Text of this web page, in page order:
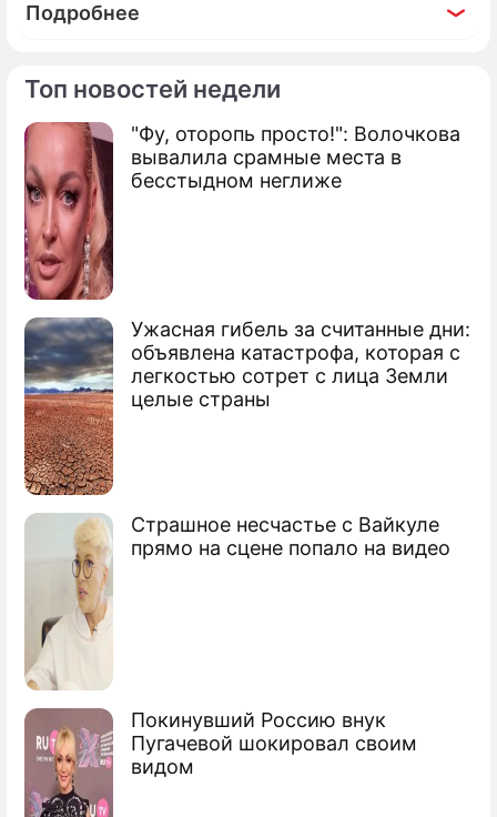
Топ новостей недели
"Фу, оторопь просто!": Волочкова
вывалила срамные места в
бесстыдном неглиже
Ужасная гибель за считанные дни:
объявлена катастрофа, которая с
легкостью сотрет с лица Земли
целые страны
Страшное несчастье с Вайкуле
прямо на сцене попало на видео
Покинувший Россию внук
Пугачевой шокировал своим
видом
Подробнее
По теме
На аварийной ГЭС нашли мошенников
Аварийная ГЭС заработает в 2010 году
Названа причина аварии на ГЭС